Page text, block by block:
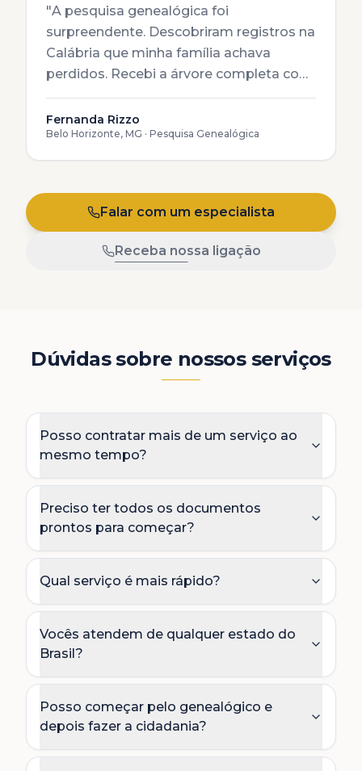
"A pesquisa genealógica foi
surpreendente. Descobriram registros na
Calábria que minha família achava
perdidos. Recebi a árvore completa com
certidões traduzidas e apostiladas.
Trabalho impecável.
Fernanda Rizzo
Belo Horizonte, MG · Pesquisa Genealógica
Falar com um especialista
Receba nossa ligação
Dúvidas sobre nossos serviços
Posso contratar mais de um serviço ao
mesmo tempo?
Preciso ter todos os documentos
prontos para começar?
Qual serviço é mais rápido?
Vocês atendem de qualquer estado do
Brasil?
Posso começar pelo genealógico e
depois fazer a cidadania?